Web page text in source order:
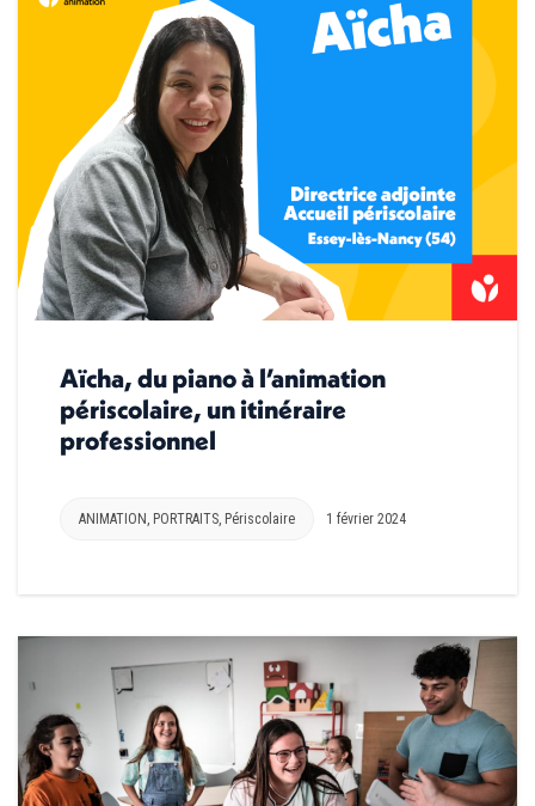
Aïcha, du piano à l’animation
périscolaire, un itinéraire
professionnel
ANIMATION PORTRAITS Périscolaire 1 février 2024